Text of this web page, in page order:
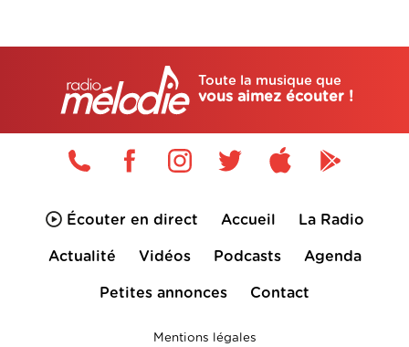
Toute la musique que
vous aimez écouter !
Écouter en direct Accueil La Radio
Actualité Vidéos Podcasts Agenda
Petites annonces Contact
Mentions légales